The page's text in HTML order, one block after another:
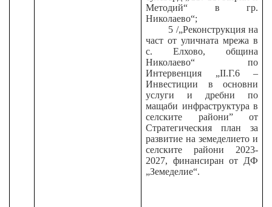
Методий“ в гр.
Николаево“;
5 /„Реконструкция на
част от уличната мрежа в
с. Елхово, община
Николаево“ по
Интервенция „II.Г.6 –
Инвестиции в основни
услуги и дребни по
мащаби инфраструктура в
селските райони” от
Стратегическия план за
развитие на земеделието и
селските райони 2023-
2027, финансиран от ДФ
„Земеделие“.